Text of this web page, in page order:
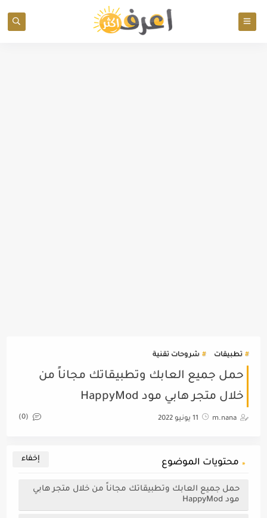
تطبيقات شروحات تقنية
حمل جميع العابك وتطبيقاتك مجاناً من
خلال متجر هابي مود HappyMod
m.nana 11 يونيو 2022 (0)
محتويات الموضوع
حمل جميع العابك وتطبيقاتك مجاناً من خلال متجر هابي
مود HappyMod